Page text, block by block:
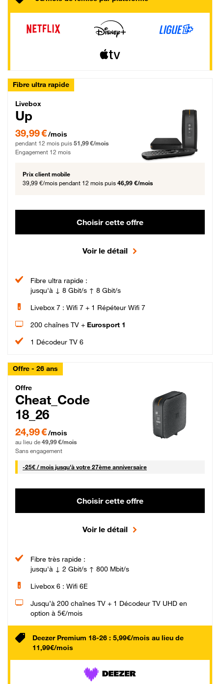
Fibre ultra rapide
Livebox Up Fibre
Livebox
Up
39,99 € par mois pendant 12 mois puis 51,99 € par mois, Engagement 12 mois
39,99 €/mois
pendant 12 mois puis 51,99 €/mois
Engagement 12 mois
Prix client mobile
39,99 €/mois pendant 12 mois puis 46,99 €/mois
Choisir cette offre
Voir le détail
Fibre ultra rapide :
jusqu'à ↓ 8 Gbit/s ↑ 8 Gbit/s
Livebox 7 : Wifi 7 + 1 Répéteur Wifi 7
200 chaînes TV + Eurosport 1
1 Décodeur TV 6
Offre - 26 ans
Cheat_Code Fibre_18_26
Offre
Cheat_Code
18_26
24,99 € par mois pendant 0 mois puis 49,99 € par mois, Sans engagement
24,99 €/mois
au lieu de 49,99 €/mois
Sans engagement
-25€ / mois25 € par mois
jusqu'à votre 27ème anniversaire
Choisir cette offre
Voir le détail
Fibre très rapide :
jusqu'à ↓ 2 Gbit/s ↑ 800 Mbit/s
Livebox 6 : Wifi 6E
Jusqu’à 200 chaînes TV + 1 Décodeur TV UHD en
option à 5€/mois
Deezer Premium 18-26 : 5,99€/mois au lieu de
11,99€/mois